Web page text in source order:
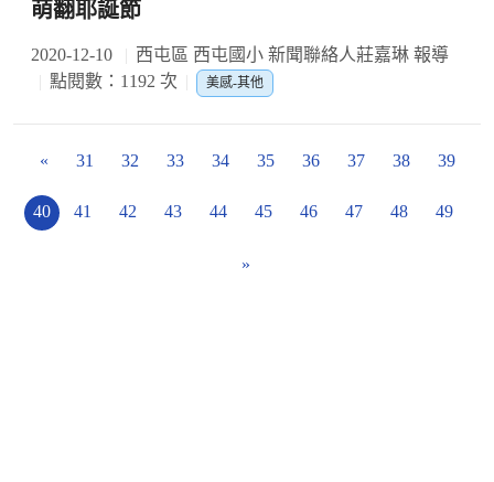
萌翻耶誕節
2020-12-10
西屯區 西屯國小 新聞聯絡人莊嘉琳 報導
點閱數：1192 次
美感-其他
« 31 32 33 34 35 36 37 38 39
40 41 42 43 44 45 46 47 48 49
»